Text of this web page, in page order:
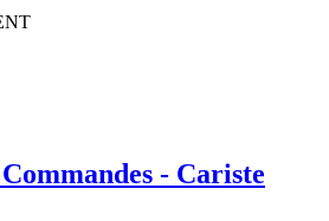
- Cariste